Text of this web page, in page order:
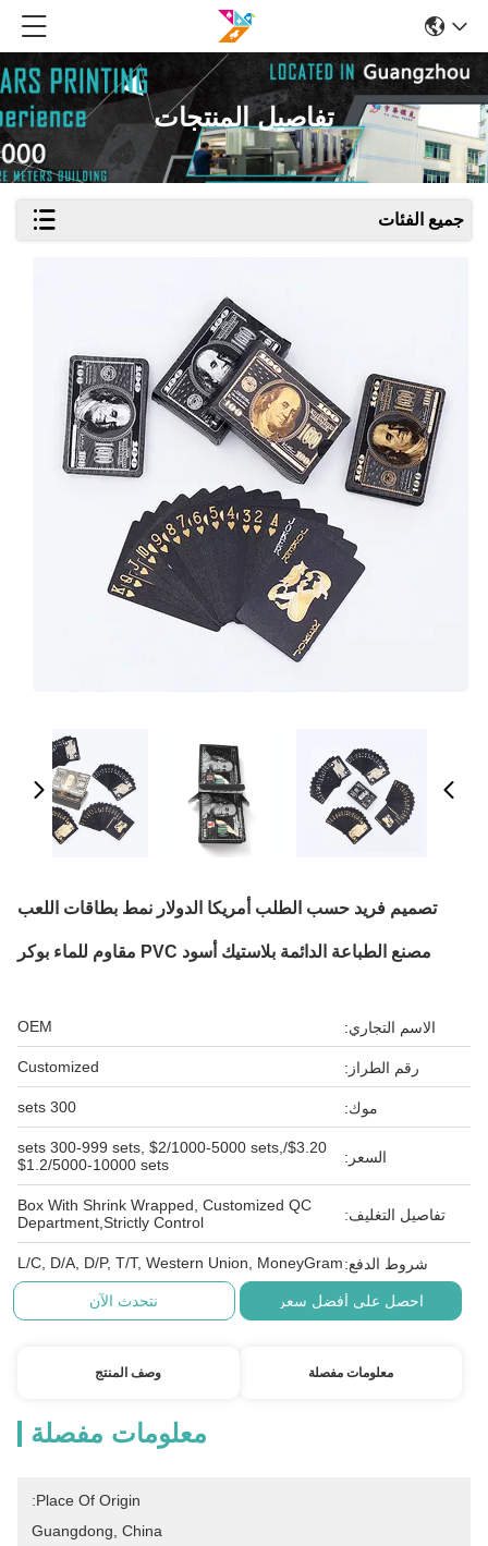
تفاصيل المنتجات
جميع الفئات
تصميم فريد حسب الطلب أمريكا الدولار نمط بطاقات اللعب
مصنع الطباعة الدائمة بلاستيك أسود PVC مقاوم للماء بوكر
الاسم التجاري: OEM
رقم الطراز: Customized
موك: 300 sets
السعر:
$3.20/sets 300-999 sets, $2/1000-5000 sets,
$1.2/5000-10000 sets
تفاصيل التغليف:
Box With Shrink Wrapped, Customized QC
Department,Strictly Control
شروط الدفع:L/C, D/A, D/P, T/T, Western Union, MoneyGram
احصل على أفضل سعر نتحدث الآن
معلومات مفصلة وصف المنتج
معلومات مفصلة
Place Of Origin:
Guangdong, China